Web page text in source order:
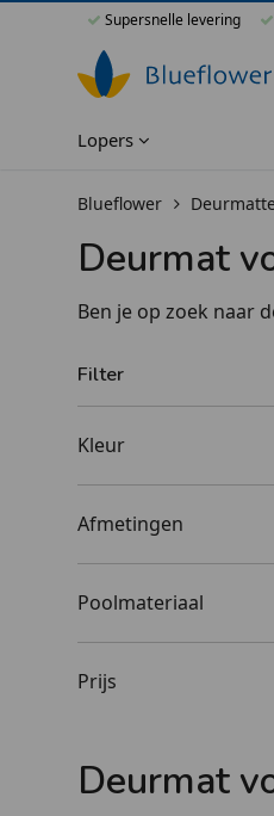
Supersnelle levering
Lopers
Blueflower
Deurmat
Ben je op zoek naar
een stijlvolle
Filter
Kleur
Afmetingen
Poolmateriaal
Prijs
Deurmat